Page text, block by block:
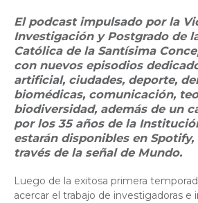
El podcast impulsado por la
Investigación y Postgrado de
Católica de la Santísima
con nuevos episodios
artificial, ciudades, deporte,
biomédicas, comunicación,
biodiversidad, además de un
por los 35 años de la
estarán disponibles en Spotify,
través de la señal de Mundo.
Luego de la exitosa primera
acercar el trabajo de investigadoras e